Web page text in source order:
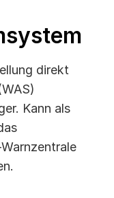
direkt
Kann als